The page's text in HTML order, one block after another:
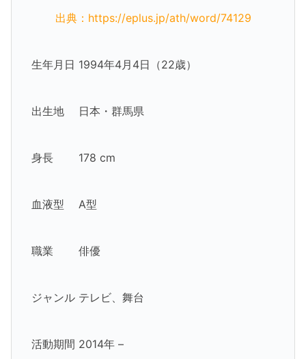
出典：https://eplus.jp/ath/word/74129
生年月日 1994年4月4日（22歳）
出生地 日本・群馬県
身長 178 cm
血液型 A型
職業 俳優
ジャンル テレビ、舞台
活動期間 2014年 –